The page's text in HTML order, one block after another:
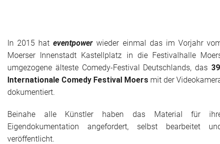
Das war 2013
Das war 2012
Das war 2011
Das war 2010
Das war 2009
In 2015 hateventpower wieder einmal das im Vorjahr
Moerser Innenstadt Kastellplatz in die Festivalhalle
umgezogene älteste Comedy-Festival Deutschlands, das
Internationale Comedy Festival Moers mit der
dokumentiert.
Beinahe alle Künstler haben das Material für
Eigendokumentation angefordert, selbst bearbeitet
veröffentlicht.